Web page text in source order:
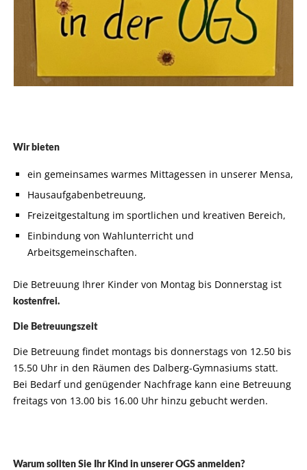
Wir bieten
ein gemeinsames warmes Mittagessen in unserer Mensa,
Hausaufgabenbetreuung,
Freizeitgestaltung im sportlichen und kreativen Bereich,
Einbindung von Wahlunterricht und
Arbeitsgemeinschaften.
Die Betreuung Ihrer Kinder von Montag bis Donnerstag ist
kostenfrei.
Die Betreuungszeit
Die Betreuung findet montags bis donnerstags von 12.50 bis
15.50 Uhr in den Räumen des Dalberg-Gymnasiums statt.
Bei Bedarf und genügender Nachfrage kann eine Betreuung
freitags von 13.00 bis 16.00 Uhr hinzu gebucht werden.
Warum sollten Sie Ihr Kind in unserer OGS anmelden?